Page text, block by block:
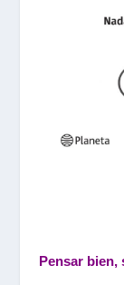
Pensar bien,